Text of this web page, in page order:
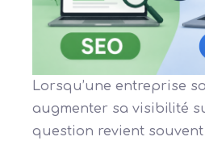
Lorsqu’une entreprise
augmenter sa visibilité
question revient souvent